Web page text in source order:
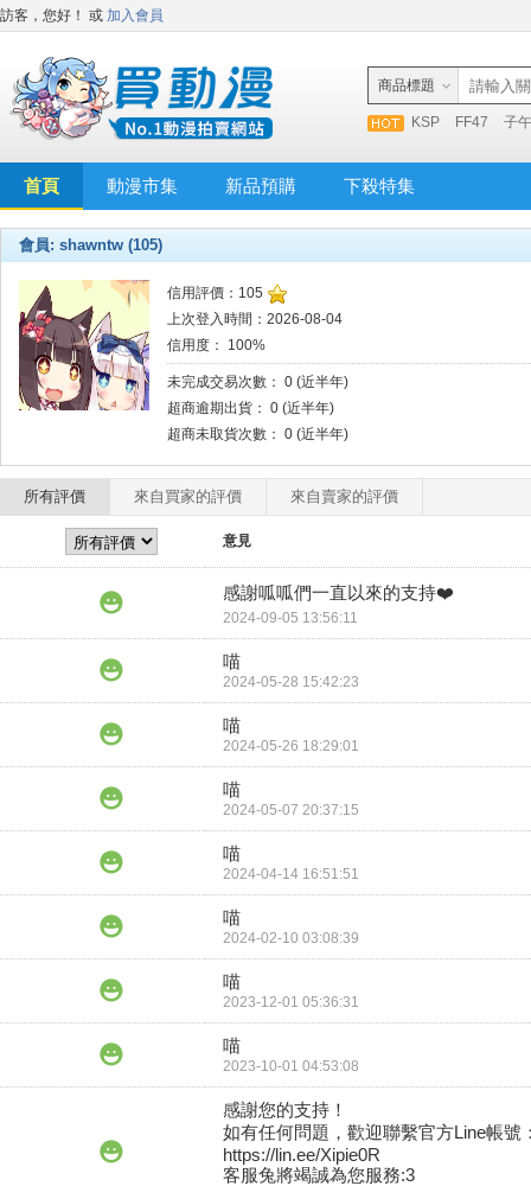
訪客，您好！ 或 加入會員
商品標題
KSP FF47 子
首頁 動漫市集 新品預購 下殺特集
會員: shawntw (105)
信用評價：105
上次登入時間：2026-08-04
信用度： 100%
未完成交易次數： 0 (近半年)
超商逾期出貨： 0 (近半年)
超商未取貨次數： 0 (近半年)
所有評價 來自買家的評價 來自賣家的評價
意見
感謝呱呱們一直以來的支持❤️
2024-09-05 13:56:11
喵
2024-05-28 15:42:23
喵
2024-05-26 18:29:01
喵
2024-05-07 20:37:15
喵
2024-04-14 16:51:51
喵
2024-02-10 03:08:39
喵
2023-12-01 05:36:31
喵
2023-10-01 04:53:08
感謝您的支持！
如有任何問題，歡迎聯繫官方Line帳號
https://lin.ee/Xipie0R
客服兔將竭誠為您服務:3